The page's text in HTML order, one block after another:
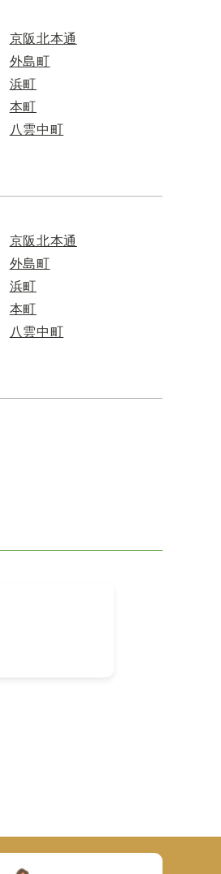
京阪北本通
外島町
浜町
本町
八雲中町
京阪北本通
外島町
浜町
本町
八雲中町